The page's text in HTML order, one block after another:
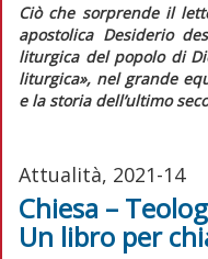
Ciò che sorprende il
apostolica Desiderio
liturgica del popolo di
liturgica», nel grande
e la storia dell’ultimo
Attualità, 2021-14
Chiesa –
Un libro per